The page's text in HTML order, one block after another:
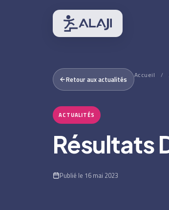
Retour aux actualités Accueil /
ACTUALITÉS
Résultats
Publié le 16 mai 2023